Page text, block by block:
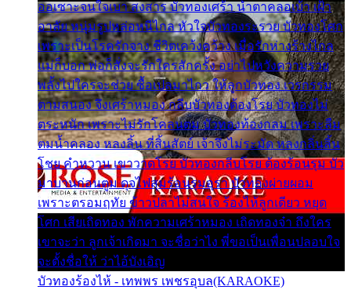
ออเซาะจนใจเบา สงสาร บัวทองเศร้า น้ำตาคลอเบ้า เฝ้า
อาลัย หนุ่มรูปหล่อหนีไกล หัวใจบัวทองระรวย บัวทองโศก
เพราะเป็นโรครักจาง ชีวิตเคว้งคว้าง เมื่อรักห่างร้างไกล
แม่ก็บอก พ่อก็สั่งจะรักใครสักครั้ง อย่าไปหวังความรวย
พลั้งไปใครจะช่วย ซื้อเปลมาไกว ให้ลูกบัวทอง เวรกรรม
ตามสนอง จึงเศร้าหมอง กลีบบัวทองต้องโรย บัวทองไม่
ตระหนัก เพราะไม่รักโคลนตม บัวทองท้องกลม เพราะลืม
ตมน้ำคลอง หลงลิ้น ที่สิ้นสัตย์ เจ้าจึงไม่ระมัด หลงกลิ่นลิ้น
โชย คำหวาน เขาวาดโรย บัวทองกลีบโรย ต้องร้อนรุม บัว
มาบานก่อนตูม ดุจไฟสุมร้อนรุมอุรา บัวทองผ่ายผอม
เพราะตรอมฤทัย ข้าวปลาไม่สนใจ ร้องไห้ลูกเดียว หยุด
โศก เสียเถิดทอง พักความเศร้าหมอง เถิดทองจ๋า ถึงใคร
เขาจะว่า ลูกเจ้าเกิดมา จะชื่อว่าไง พี่ขอเป็นเพื่อนปลอบใจ
จะตั้งชื่อให้ ว่าไอ้บังเอิญ
บัวทองร้องไห้ - เทพพร เพชรอุบล(KARAOKE)